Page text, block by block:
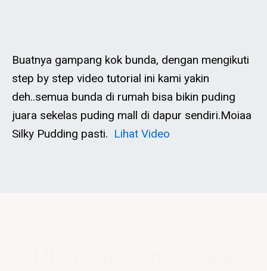
Buatnya gampang kok bunda, dengan mengikuti
step by step video tutorial ini kami yakin
deh..semua bunda di rumah bisa bikin puding
juara sekelas puding mall di dapur sendiri.Moiaa
Silky Pudding pasti. Lihat Video